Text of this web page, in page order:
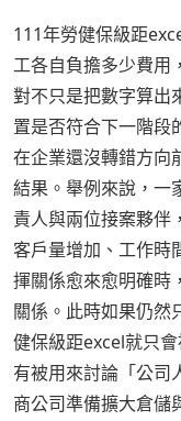
111年勞健保級距
工各自負擔多少費用
對不只是把數字算出
置是否符合下一階段
在企業還沒轉錯方向
結果。舉例來說，一
責人與兩位接案夥伴
客戶量增加、工作時
揮關係愈來愈明確時
關係。此時如果仍然
健保級距excel就只
有被用來討論「公司
商公司準備擴大倉儲